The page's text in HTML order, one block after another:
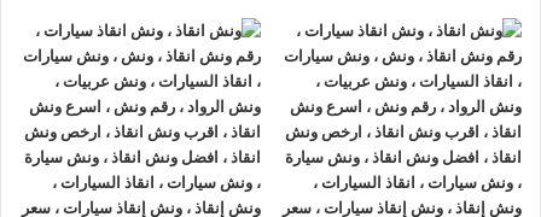
ونش انقاذ سيارات الروادلأنقاذ السيارات اسرع و ارخصونش انقاذ
سيارات في عابدينبخصم 50% اتصل بنا الان ليصلك
اقرب ونش
انقاذ سيارات في عابدينهناك العديد من الظروف الطارئة التي قد
تحدث لنا اثناء القيادة علي الطريق فمن الممكن ان تتعرض لحادث
سير مفاجي او ان تتعطل سيارتك وقد تحتاج الي نقلها الي اقرب
مركز صيانة او توكيل.